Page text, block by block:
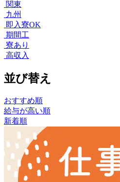
関東
九州
即入寮OK
期間工
寮あり
高収入
並び替え
おすすめ順
給与が高い順
新着順